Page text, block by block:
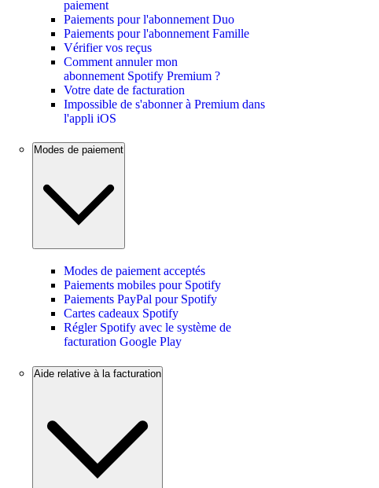
paiement
Paiements pour l'abonnement Duo
Paiements pour l'abonnement Famille
Vérifier vos reçus
Comment annuler mon
abonnement Spotify Premium ?
Votre date de facturation
Impossible de s'abonner à Premium dans
l'appli iOS
Modes de paiement
Modes de paiement acceptés
Paiements mobiles pour Spotify
Paiements PayPal pour Spotify
Cartes cadeaux Spotify
Régler Spotify avec le système de
facturation Google Play
Aide relative à la facturation